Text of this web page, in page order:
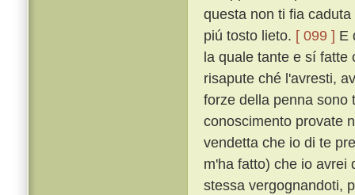
questa non ti fia
piú tosto lieto. [ 099 ] E
la quale tante e sí fatte
risapute ché l'avresti,
forze della penna sono
conoscimento provate
vendetta che io di te
m'ha fatto) che io avrei
stessa vergognandoti,